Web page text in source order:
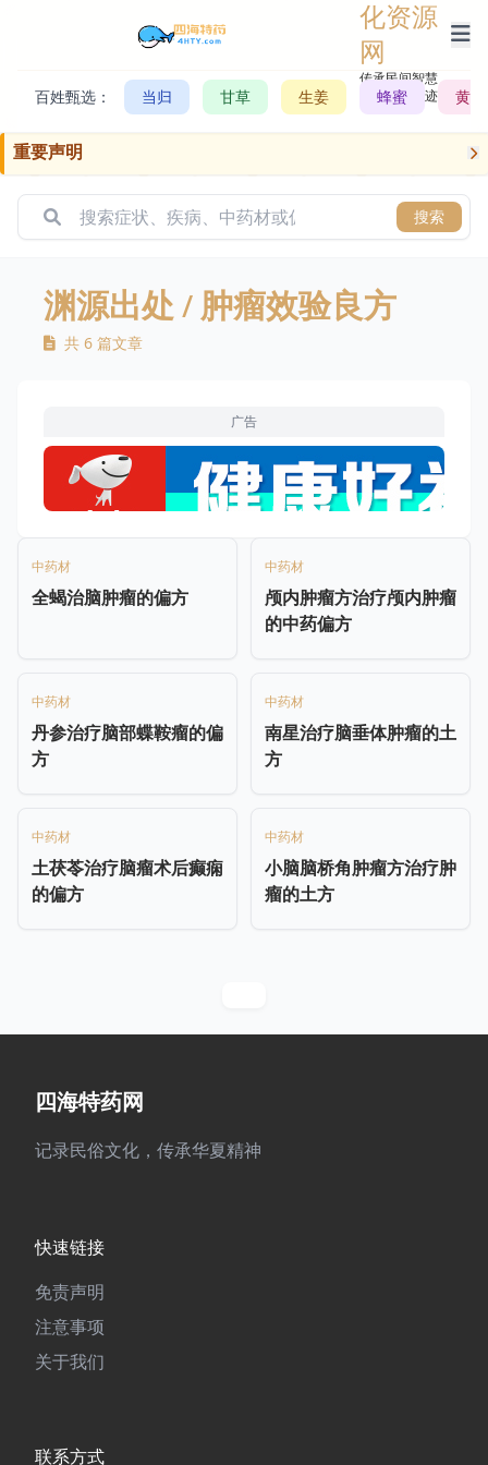
化资源
网
传承民间智慧，
记录历史轨迹
百姓甄选： 当归 甘草 生姜 蜂蜜 黄芪
重要声明
搜索
渊源出处/ 肿瘤效验良方
共 6 篇文章
广告
中药材
全蝎治脑肿瘤的偏方
中药材
颅内肿瘤方治疗颅内肿瘤
的中药偏方
中药材
丹参治疗脑部蝶鞍瘤的偏
方
中药材
南星治疗脑垂体肿瘤的土
方
中药材
土茯苓治疗脑瘤术后癫痫
的偏方
中药材
小脑脑桥角肿瘤方治疗肿
瘤的土方
四海特药网
记录民俗文化，传承华夏精神
快速链接
免责声明
注意事项
关于我们
联系方式